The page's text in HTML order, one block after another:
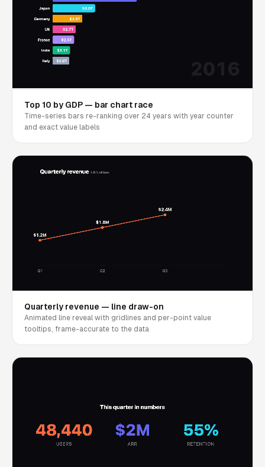
Top 10 by GDP — bar chart race
Time-series bars re-ranking over 24 years with year counter
and exact value labels
Quarterly revenue — line draw-on
Animated line reveal with gridlines and per-point value
tooltips, frame-accurate to the data